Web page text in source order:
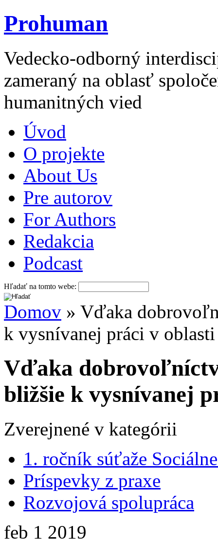
Prohuman
Vedecko-odborný
zameraný na oblasť
humanitných vied
Úvod
O projekte
About Us
Pre autorov
For Authors
Redakcia
Podcast
Hľadať na tomto webe:
Domov » Vďaka
k vysnívanej práci v
Vďaka
bližšie k vysnívanej
Zverejnené v kategórii
1. ročník súťaže
Príspevky z praxe
Rozvojová spolupráca
feb 1 2019